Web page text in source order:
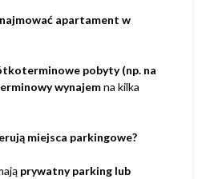
apartament w
pobyty (np. na
wynajemna kilka
miejsca parkingowe?
prywatny parking lub